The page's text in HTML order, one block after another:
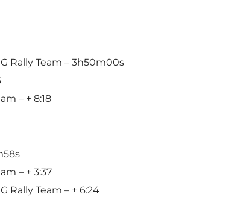
Rally Team – 3h50m00s
– + 8:18
– + 3:37
Rally Team – + 6:24